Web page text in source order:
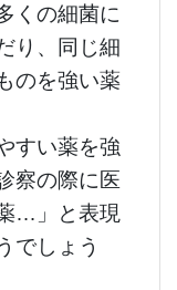
くの細菌に
り、同じ細
のを強い薬
すい薬を強
察の際に医
…」と表現
でしょう